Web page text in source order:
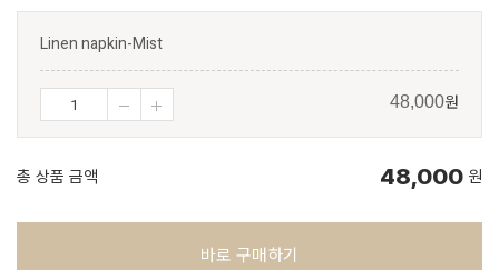
Linen napkin-Mist
48,000원
총 상품 금액 48,000 원
바로 구매하기